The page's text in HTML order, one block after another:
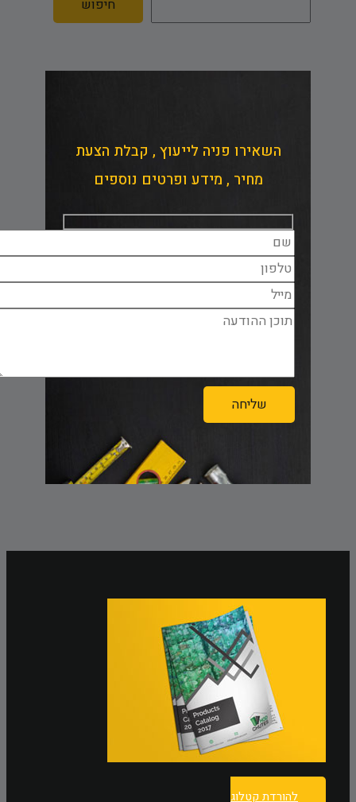
חיפוש
השאירו פניה לייעוץ , קבלת הצעת
מחיר , מידע ופרטים נוספים
להורדת קטלוג